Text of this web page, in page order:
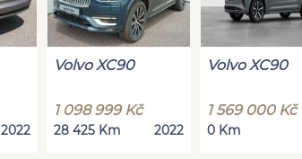
2022
Volvo XC90
1 098 999 Kč
28 425 Km 2022
Volvo XC90
1 569 000 Kč
0 Km